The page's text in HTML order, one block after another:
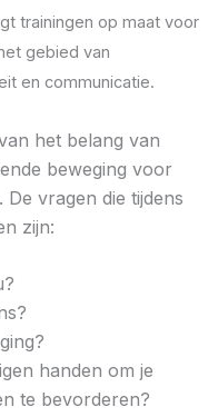
trainingen op maat voor
gebied van
en communicatie.
het belang van
beweging voor
vragen die tijdens
zijn:
handen om je
te bevorderen?